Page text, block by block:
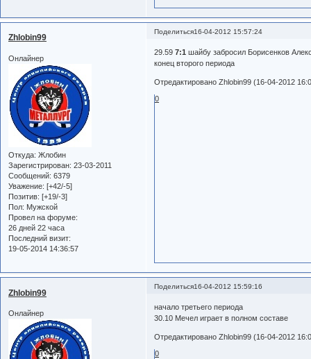
Поделиться16-04-2012 15:57:24
Zhlobin99
Онлайнер
Откуда: Жлобин
Зарегистрирован: 23-03-2011
Сообщений: 6379
Уважение: [+42/-5]
Позитив: [+19/-3]
Пол: Мужской
Провел на форуме:
26 дней 22 часа
Последний визит:
19-05-2014 14:36:57
29.597:1 шайбу забросил Борисенков
конец второго периода
Отредактировано Zhlobin99 (16-04-2012
0
Поделиться16-04-2012 15:59:16
Zhlobin99
Онлайнер
начало третьего периода
30.10 Мечел играет в полном составе
Отредактировано Zhlobin99 (16-04-2012
0